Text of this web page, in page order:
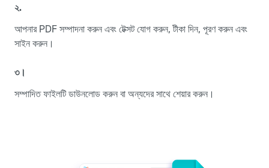
২.
আপনার PDF সম্পাদনা করুন এবং টেক্সট যোগ করুন, টীকা দিন, পূরণ করুন এবং
সাইন করুন।
৩।
সম্পাদিত ফাইলটি ডাউনলোড করুন বা অন্যদের সাথে শেয়ার করুন।